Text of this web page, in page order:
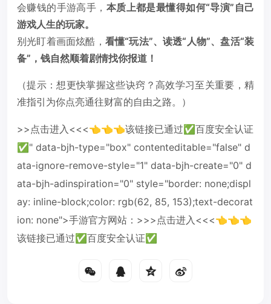
会赚钱的手游高手， 本质上都是最懂得如何“导演”自己
游戏人生的玩家。
别光盯着画面炫酷， 看懂“玩法”、读透“人物”、盘活“装
备”，钱自然顺着剧情找你报道！
（提示：想更快掌握这些诀窍？高效学习至关重要，精
准指引为你点亮通往财富的自由之路。）
>>点击进入<<<👈👈👈该链接已通过✅百度安全认证
✅" data-bjh-type="box" contenteditable="false" d
ata-ignore-remove-style="1" data-bjh-create="0" d
ata-bjh-adinspiration="0" style="border: none;displ
ay: inline-block;color: rgb(62, 85, 153);text-decorat
ion: none">手游官方网站：>>>点击进入<<<👈👈👈
该链接已通过✅百度安全认证✅